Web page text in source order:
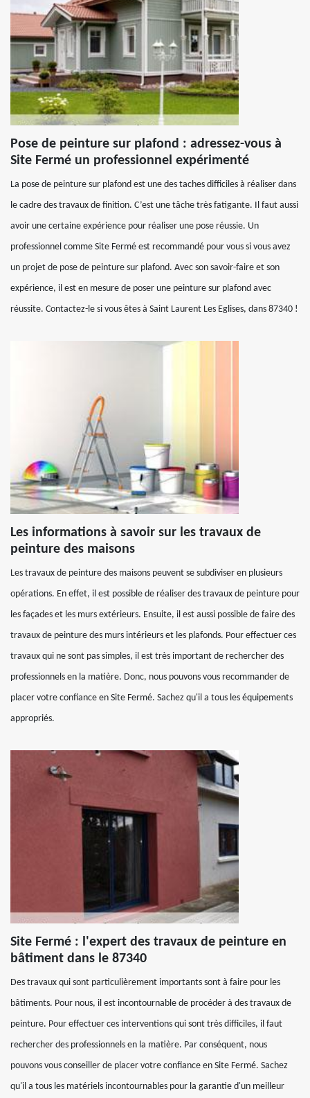
Pose de peinture sur plafond : adressez-vous à
Site Fermé un professionnel expérimenté
La pose de peinture sur plafond est une des taches difficiles à réaliser dans
le cadre des travaux de finition. C’est une tâche très fatigante. Il faut aussi
avoir une certaine expérience pour réaliser une pose réussie. Un
professionnel comme Site Fermé est recommandé pour vous si vous avez
un projet de pose de peinture sur plafond. Avec son savoir-faire et son
expérience, il est en mesure de poser une peinture sur plafond avec
réussite. Contactez-le si vous êtes à Saint Laurent Les Eglises, dans 87340 !
Les informations à savoir sur les travaux de
peinture des maisons
Les travaux de peinture des maisons peuvent se subdiviser en plusieurs
opérations. En effet, il est possible de réaliser des travaux de peinture pour
les façades et les murs extérieurs. Ensuite, il est aussi possible de faire des
travaux de peinture des murs intérieurs et les plafonds. Pour effectuer ces
travaux qui ne sont pas simples, il est très important de rechercher des
professionnels en la matière. Donc, nous pouvons vous recommander de
placer votre confiance en Site Fermé. Sachez qu'il a tous les équipements
appropriés.
Site Fermé : l'expert des travaux de peinture en
bâtiment dans le 87340
Des travaux qui sont particulièrement importants sont à faire pour les
bâtiments. Pour nous, il est incontournable de procéder à des travaux de
peinture. Pour effectuer ces interventions qui sont très difficiles, il faut
rechercher des professionnels en la matière. Par conséquent, nous
pouvons vous conseiller de placer votre confiance en Site Fermé. Sachez
qu'il a tous les matériels incontournables pour la garantie d'un meilleur